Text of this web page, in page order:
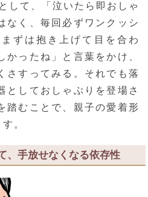
して、「泣いたら即おしゃ
なく、毎回必ずワンクッシ
ずは抱き上げて目を合わ
かったね」と言葉をかけ、
さすってみる。それでも落
としておしゃぶりを登場さ
踏むことで、親子の愛着形
。
、手放せなくなる依存性